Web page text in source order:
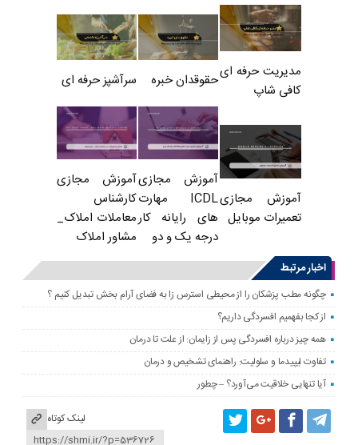
مدیریت حرفه ای
کافی شاپ
حقوقدان خبره سرآشپز حرفه ای
آموزش مجازی
تعمیرات موبایل
آموزش مجازی
ICDL مهارت
های رایانه کار
درجه یک و دو
آموزش مجازی
کارشناس
معاملات املاک_
مشاور املاک
اخبار مرتبط
چگونه مطب پزشکان را از محیطی استرس زا به فضای آرام بخش تبدیل کنیم ؟
از کجا بفهمیم افسردگی داریم؟
همه چیز درباره افسردگی پس از زایمان: از علت تا درمان
تفاوت لیپیدما و سلولیت: راهنمای تشخیص و درمان
آیا تنهایی خلاقیت می‌آورد؟ – چطور
لینک کوتاه